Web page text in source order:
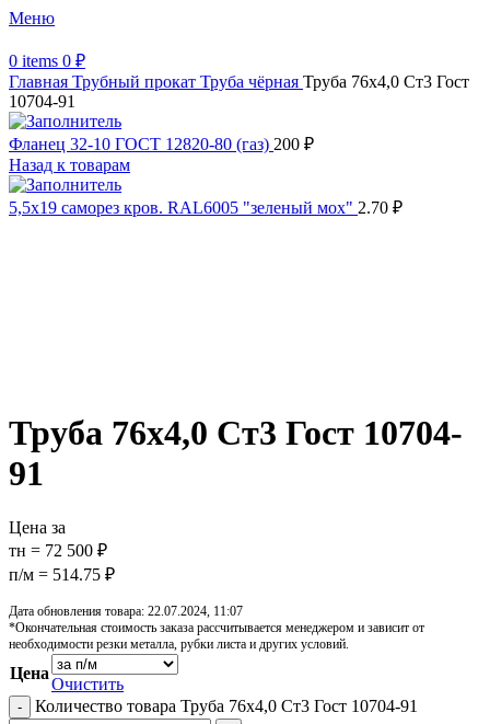
Меню
0 items 0 ₽
Главная Трубный прокат Труба чёрная Труба 76х4,0 Ст3 Гост
10704-91
Фланец 32-10 ГОСТ 12820-80 (газ) 200 ₽
Назад к товарам
5,5х19 cаморез кров. RAL6005 "зеленый мох" 2.70 ₽
Труба 76х4,0 Ст3 Гост 10704-
91
Цена за
тн = 72 500 ₽
п/м = 514.75 ₽
Дата обновления товара: 22.07.2024, 11:07
*Окончательная стоимость заказа рассчитывается менеджером и зависит от
необходимости резки металла, рубки листа и других условий.
Цена
Очистить
Количество товара Труба 76х4,0 Ст3 Гост 10704-91